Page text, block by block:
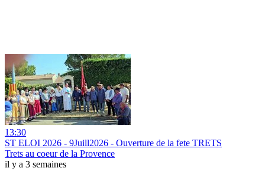
13:30
ST ELOI 2026 - 9Juill2026 - Ouverture de la fete TRETS
Trets au coeur de la Provence
il y a 3 semaines